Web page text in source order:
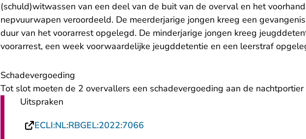
(schuld)witwassen van een deel van de buit van de overval en het
nepvuurwapen veroordeeld. De meerderjarige jongen kreeg een
duur van het voorarrest opgelegd. De minderjarige jongen kreeg
voorarrest, een week voorwaardelijke jeugddetentie en een leerstraf
Schadevergoeding
Tot slot moeten de 2 overvallers een schadevergoeding aan de
Uitspraken
ECLI:NL:RBGEL:2022:7066